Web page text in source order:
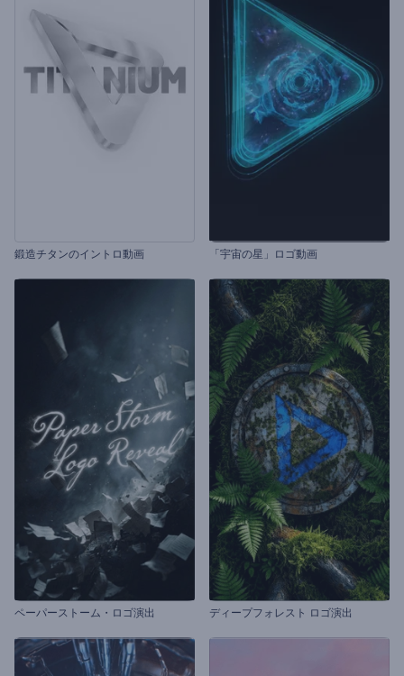
鍛造チタンのイントロ動画 「宇宙の星」ロゴ動画
ペーパーストーム・ロゴ演出 ディープフォレスト ロゴ演出